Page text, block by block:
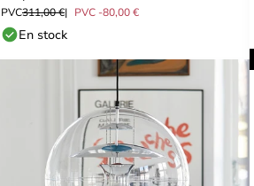
PVC311,00 € PVC -80,00 €
En stock